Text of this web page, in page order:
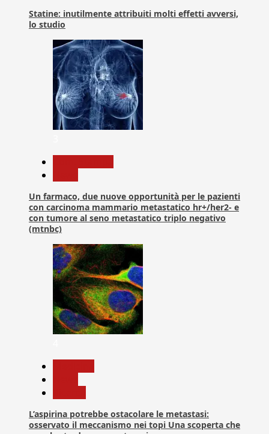
Statine: inutilmente attribuiti molti effetti avversi,
lo studio
Un farmaco, due nuove opportunità per le pazienti
con carcinoma mammario metastatico hr+/her2- e
con tumore al seno metastatico triplo negativo
(mtnbc)
L’aspirina potrebbe ostacolare le metastasi:
osservato il meccanismo nei topi Una scoperta che